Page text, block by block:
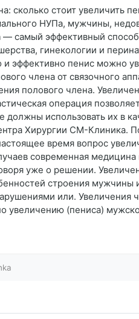
сколько стоит увеличить
НУПа, мужчины,
самый эффективный
гинекологии и
эффективно пенис можно
члена от связочного
полового члена.
операция
должны использовать их
Хирургии СМ-Клиника.
время вопрос
современная медицина
уже о решении.
строения
или. Увеличения
увеличению (пениса)